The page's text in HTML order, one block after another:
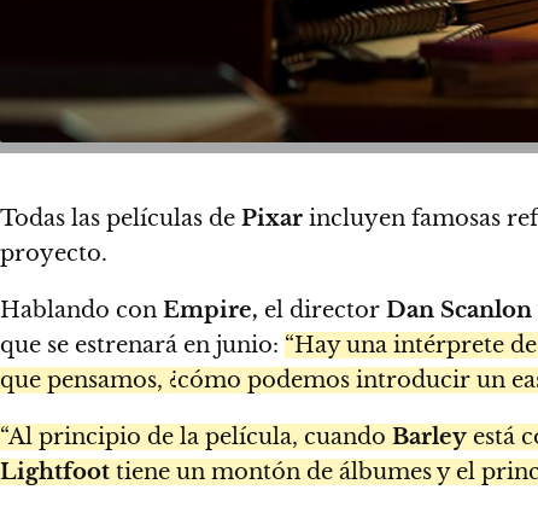
Todas las películas de Pixar incluyen famosas
proyecto.
Hablando con Empire, el director Dan Scanlon
que se estrenará en junio: “Hay una intérprete
que pensamos, ¿cómo podemos introducir un
“Al principio de la película, cuando Barley está
Lightfoot tiene un montón de álbumes y el